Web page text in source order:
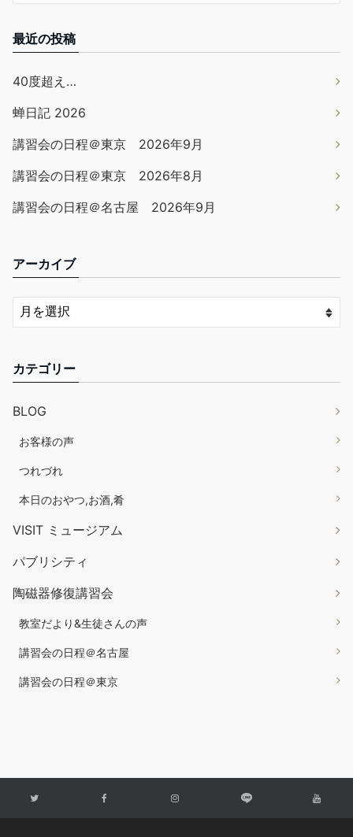
最近の投稿
40度超え…
蝉日記 2026
講習会の日程＠東京 2026年9月
講習会の日程＠東京 2026年8月
講習会の日程＠名古屋 2026年9月
アーカイブ
カテゴリー
BLOG
お客様の声
つれづれ
本日のおやつ,お酒,肴
VISIT ミュージアム
パブリシティ
陶磁器修復講習会
教室だより&生徒さんの声
講習会の日程＠名古屋
講習会の日程＠東京